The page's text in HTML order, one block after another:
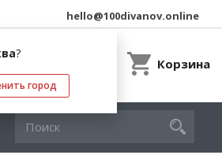
?
город
hello@100divanov.online
Корзина